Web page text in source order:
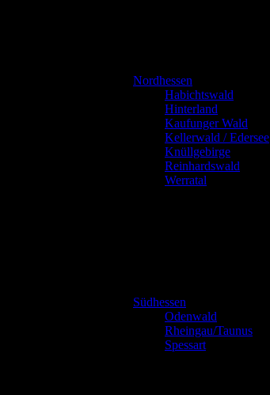
Nordhessen
Habichtswald
Hinterland
Kaufunger Wald
Kellerwald / Edersee
Knüllgebirge
Reinhardswald
Werratal
Südhessen
Odenwald
Rheingau/Taunus
Spessart